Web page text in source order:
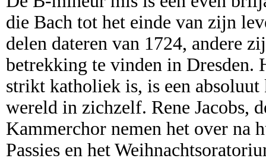
die Bach tot het einde van zijn
delen dateren van 1724, andere
betrekking te vinden in Dresden.
strikt katholiek is, is een absoluut
wereld in zichzelf. Rene Jacobs,
Kammerchor nemen het over na
Passies en het